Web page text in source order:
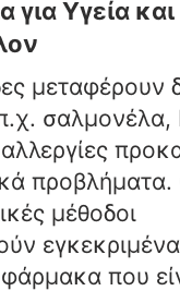
για Υγεία και
μεταφέρουν
σαλμονέλα,
προβλήματα.
μέθοδοι
που